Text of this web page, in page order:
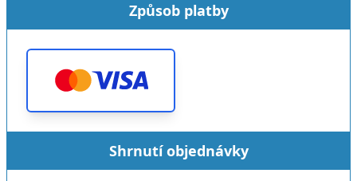
Způsob platby
Shrnutí objednávky